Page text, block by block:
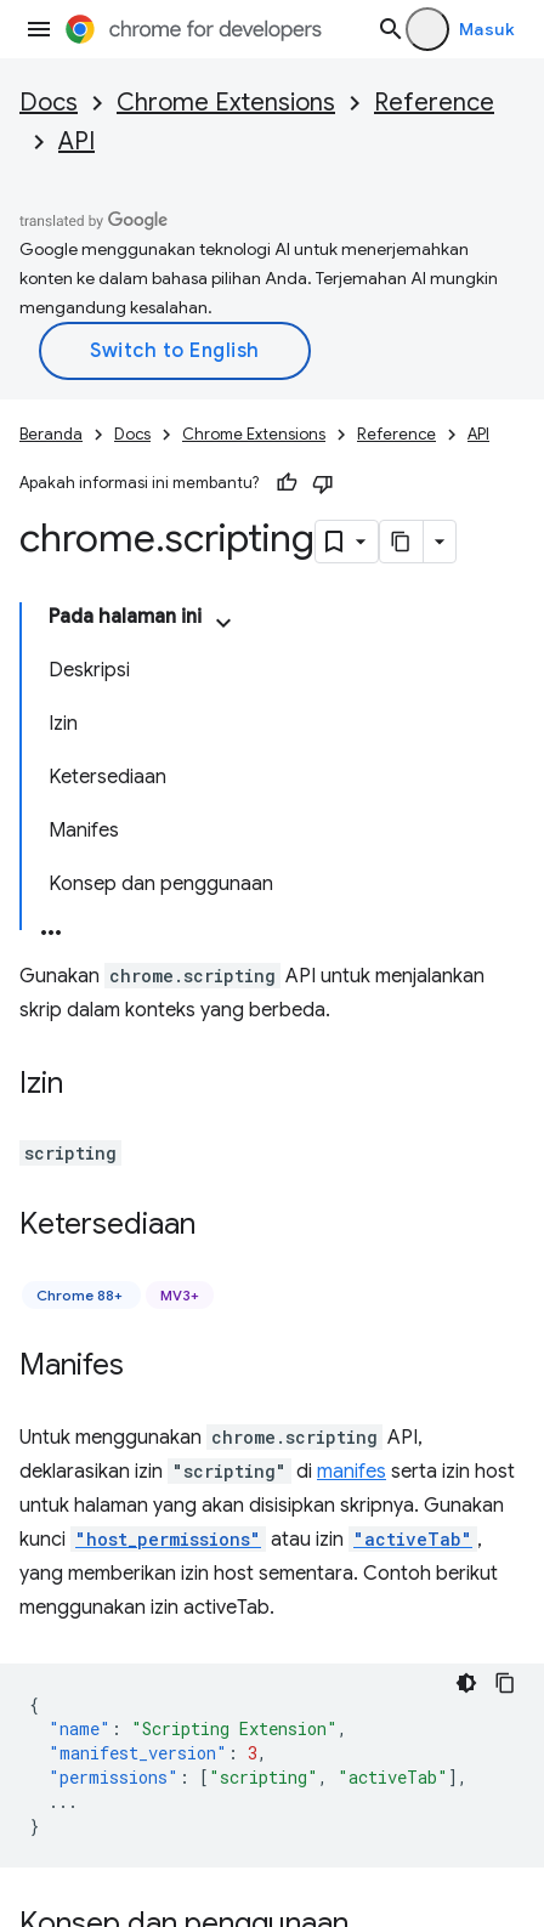
Masuk
Docs Chrome Extensions
Reference
API
Google menggunakan teknologi AI untuk menerjemahkan
konten ke dalam bahasa pilihan Anda. Terjemahan AI mungkin
mengandung kesalahan.
Beranda Docs Chrome Extensions Reference API
Apakah informasi ini membantu?
chrome.scripting
Pada halaman ini
Deskripsi
Izin
Ketersediaan
Manifes
Konsep dan penggunaan
Gunakan chrome.scripting API untuk menjalankan
skrip dalam konteks yang berbeda.
Izin
scripting
Ketersediaan
Chrome 88+ MV3+
Manifes
Untuk menggunakan chrome.scripting API,
deklarasikan izin "scripting" di manifes serta izin host
untuk halaman yang akan disisipkan skripnya. Gunakan
kunci "host_permissions" atau izin "activeTab" ,
yang memberikan izin host sementara. Contoh berikut
menggunakan izin activeTab.
{
"name" : "Scripting Extension" ,
"manifest_version" : 3,
"permissions" : [ "scripting" , "activeTab" ],
...
}